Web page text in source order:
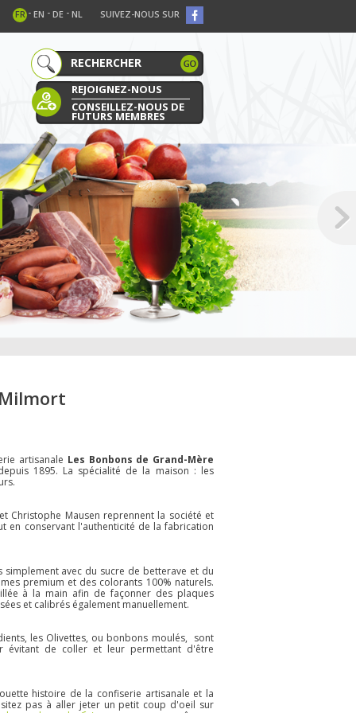
SUIVEZ-NOUS SUR
FR - EN - DE - NL
REJOIGNEZ-NOUS
CONSEILLEZ-NOUS DE
FUTURS MEMBRES
Milmort
artisanale Les Bonbons de Grand-Mère
1895. La spécialité de la maison : les
Christophe Mausen reprennent la société et
en conservant l'authenticité de la fabrication
avec du sucre de betterave et du
premium et des colorants 100% naturels.
à la main afin de façonner des plaques
et calibrés également manuellement.
les Olivettes, ou bonbons moulés, sont
évitant de coller et leur permettant d'être
histoire de la confiserie artisanale et la
pas à aller jeter un petit coup d'oeil sur